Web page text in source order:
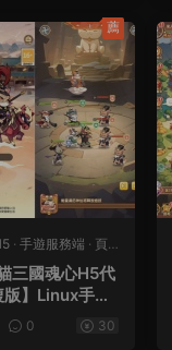
· 手遊服務端 · 頁
三國魂心H5代
】Linux手工
易安卓客戶端
0 30
薦